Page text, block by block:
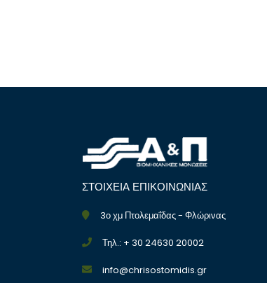
ΣΤΟΙΧΕΙΑ ΕΠΙΚΟΙΝΩΝΙΑΣ
3ο χμ Πτολεμαΐδας - Φλώρινας
Τηλ.: + 30 24630 20002
info@chrisostomidis.gr